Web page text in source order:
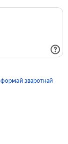
формай зваротнай